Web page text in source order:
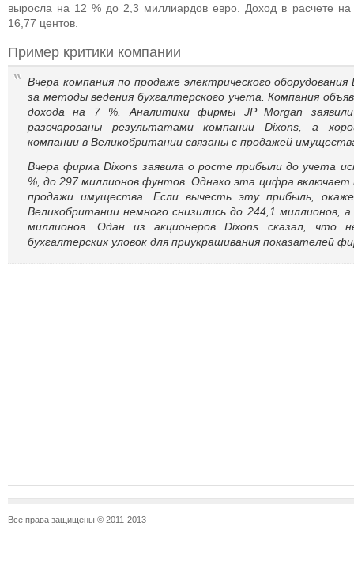
выросла на 12 % до 2,3 миллиардов евро. Доход в расчете
16,77 центов.
Пример критики компании
Вчера компания по продаже электрического оборудования
за методы ведения бухгалтерского учета. Компания
дохода на 7 %. Аналитики фирмы JP Morgan
разочарованы результатами компании Dixons, а
компании в Великобритании связаны с продажей
Вчера фирма Dixons заявила о росте прибыли до учета
%, до 297 миллионов фунтов. Однако эта цифра включает
продажи имущества. Если вычесть эту прибыль,
Великобритании немного снизились до 244,1 миллионов,
миллионов. Одан из акционеров Dixons сказал, что
бухгалтерских уловок для приукрашивания показателей
Все права защищены © 2011-2013